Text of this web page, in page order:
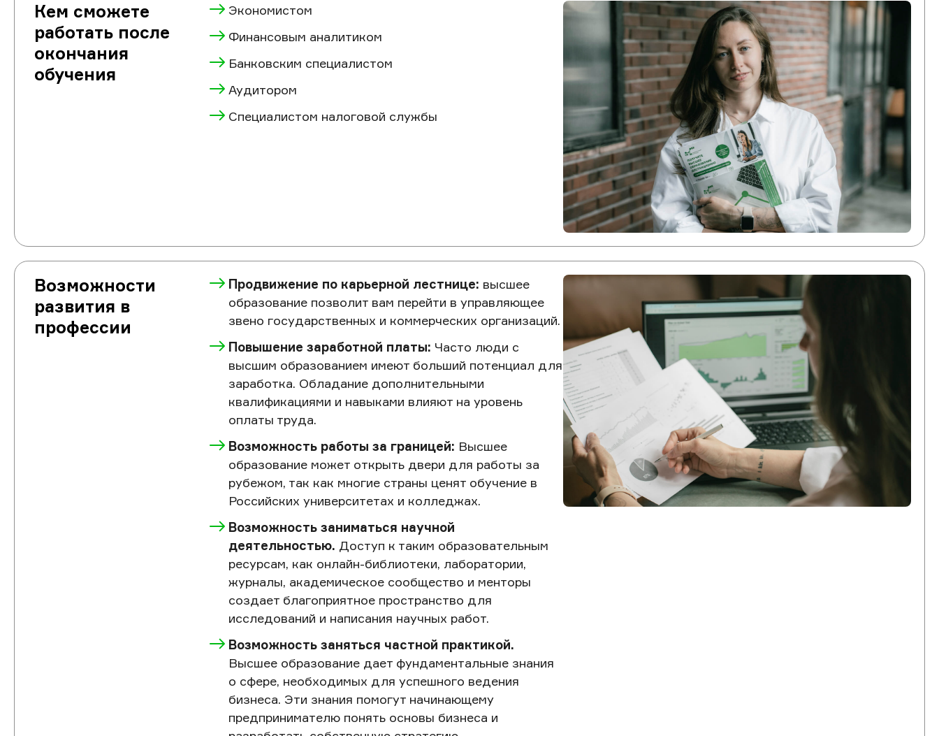
Кем сможете
работать после
окончания
обучения
Экономистом
Финансовым аналитиком
Банковским специалистом
Аудитором
Специалистом налоговой службы
Возможности
развития в
профессии
Продвижение по карьерной лестнице: высшее
образование позволит вам перейти в управляющее
звено государственных и коммерческих организаций.
Повышение заработной платы: Часто люди с
высшим образованием имеют больший потенциал для
заработка. Обладание дополнительными
квалификациями и навыками влияют на уровень
оплаты труда.
Возможность работы за границей: Высшее
образование может открыть двери для работы за
рубежом, так как многие страны ценят обучение в
Российских университетах и колледжах.
Возможность заниматься научной
деятельностью. Доступ к таким образовательным
ресурсам, как онлайн-библиотеки, лаборатории,
журналы, академическое сообщество и менторы
создает благоприятное пространство для
исследований и написания научных работ.
Возможность заняться частной практикой.
Высшее образование дает фундаментальные знания
о сфере, необходимых для успешного ведения
бизнеса. Эти знания помогут начинающему
предпринимателю понять основы бизнеса и